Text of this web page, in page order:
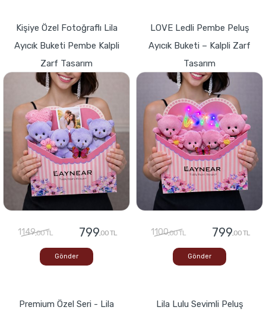
Kişiye Özel Fotoğraflı Lila
Ayıcık Buketi Pembe Kalpli
Zarf Tasarım
1149,00 TL 799,00 TL
Gönder
LOVE Ledli Pembe Peluş
Ayıcık Buketi – Kalpli Zarf
Tasarım
1100,00 TL 799,00 TL
Gönder
Premium Özel Seri - Lila
Lila Lulu Sevimli Peluş